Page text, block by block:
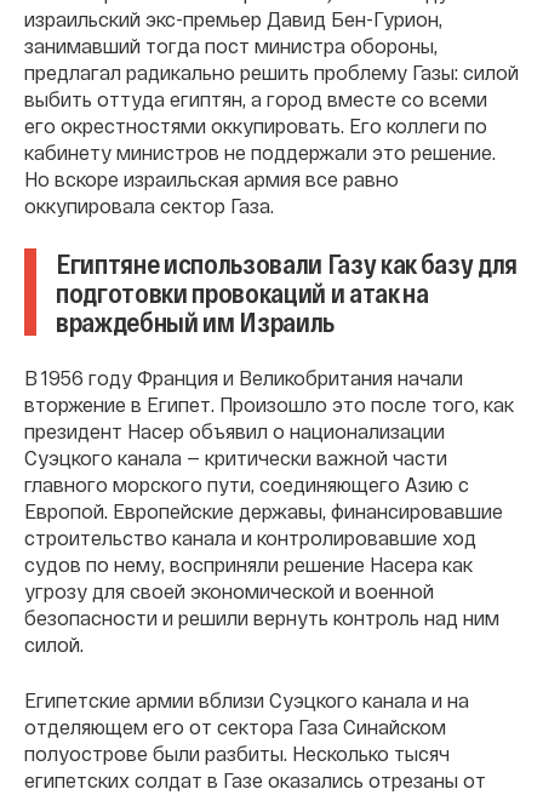
израильский экс-премьер Давид Бен-Гурион,
занимавший тогда пост министра обороны,
предлагал радикально решить проблему Газы: силой
выбить оттуда египтян, а город вместе со всеми
его окрестностями оккупировать. Его коллеги по
кабинету министров не поддержали это решение.
Но вскоре израильская армия все равно
оккупировала сектор Газа.
Египтяне использовали Газу как базу для
подготовки провокаций и атак на
враждебный им Израиль
В 1956 году Франция и Великобритания начали
вторжение в Египет. Произошло это после того, как
президент Насер объявил о национализации
Суэцкого канала — критически важной части
главного морского пути, соединяющего Азию с
Европой. Европейские державы, финансировавшие
строительство канала и контролировавшие ход
судов по нему, восприняли решение Насера как
угрозу для своей экономической и военной
безопасности и решили вернуть контроль над ним
силой.
Египетские армии вблизи Суэцкого канала и на
отделяющем его от сектора Газа Синайском
полуострове были разбиты. Несколько тысяч
египетских солдат в Газе оказались отрезаны от